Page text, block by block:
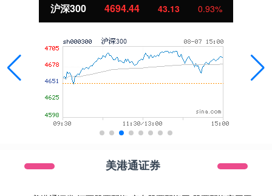
沪深300 4694.44 43.13 0.93%
美港通证券